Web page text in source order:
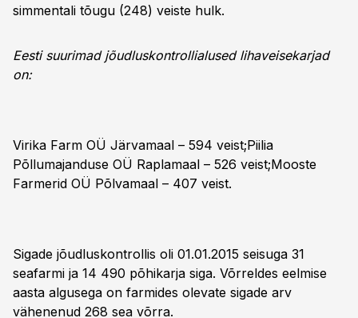
simmentali tõugu (248) veiste hulk.
Eesti suurimad jõudluskontrollialused lihaveisekarjad
on:
Virika Farm OÜ Järvamaal – 594 veist;Piilia
Põllumajanduse OÜ Raplamaal – 526 veist;Mooste
Farmerid OÜ Põlvamaal – 407 veist.
Sigade jõudluskontrollis oli 01.01.2015 seisuga 31
seafarmi ja 14 490 põhikarja siga. Võrreldes eelmise
aasta algusega on farmides olevate sigade arv
vähenenud 268 sea võrra.